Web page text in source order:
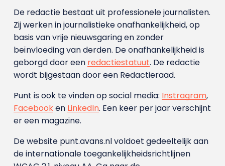
De redactie bestaat uit professionele journalisten.
Zij werken in journalistieke onafhankelijkheid, op
basis van vrije nieuwsgaring en zonder
beïnvloeding van derden. De onafhankelijkheid is
geborgd door een redactiestatuut. De redactie
wordt bijgestaan door een Redactieraad.
Punt is ook te vinden op social media: Instragram,
Facebooken LinkedIn. Een keer per jaar verschijnt
er een magazine.
De website punt.avans.nl voldoet gedeeltelijk aan
de internationale toegankelijkheidsrichtlijnen